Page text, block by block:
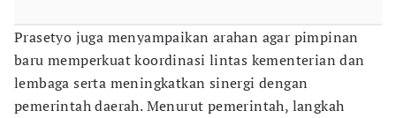
Prasetyo juga menyampaikan arahan agar pimpinan
baru memperkuat koordinasi lintas kementerian dan
lembaga serta meningkatkan sinergi dengan
pemerintah daerah. Menurut pemerintah, langkah